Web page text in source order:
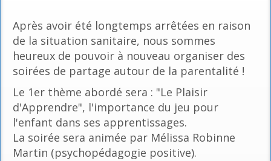
Après avoir été longtemps arrêtées en raison
de la situation sanitaire, nous sommes
heureux de pouvoir à nouveau organiser des
soirées de partage autour de la parentalité !
Le 1er thème abordé sera : "Le Plaisir
d'Apprendre", l'importance du jeu pour
l'enfant dans ses apprentissages.
La soirée sera animée par Mélissa Robinne
Martin (psychopédagogie positive).